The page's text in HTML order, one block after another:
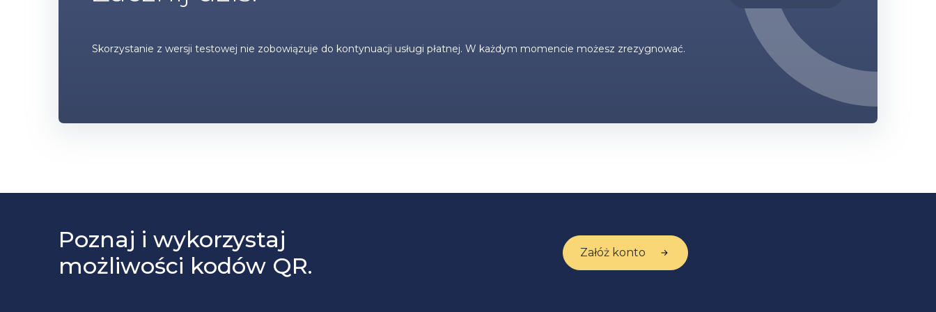
Skorzystanie z wersji testowej nie zobowiązuje do kontynuacji usługi płatnej. W każdym momencie możesz zrezygnować.
Poznaj i wykorzystaj
możliwości kodów QR.
Załóż konto